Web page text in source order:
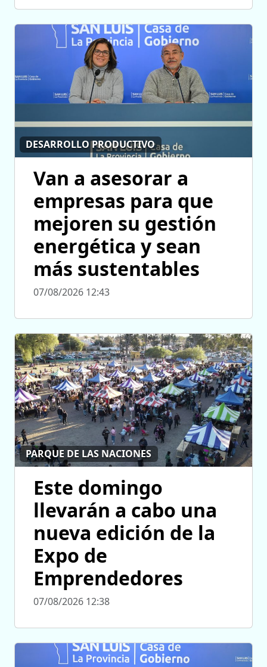
DESARROLLO PRODUCTIVO
Van a asesorar a
empresas para que
mejoren su gestión
energética y sean
más sustentables
07/08/2026 12:43
PARQUE DE LAS NACIONES
Este domingo
llevarán a cabo una
nueva edición de la
Expo de
Emprendedores
07/08/2026 12:38